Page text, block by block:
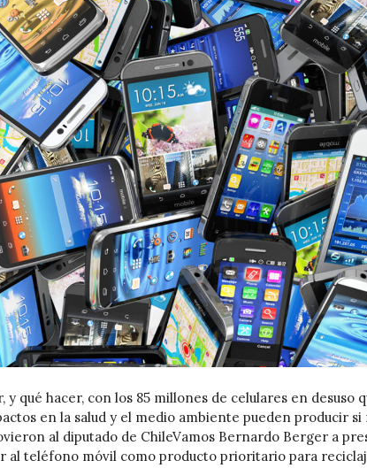
y qué hacer, con los 85 millones de celulares en desuso
en la salud y el medio ambiente pueden producir si
al diputado de ChileVamos Bernardo Berger a
al teléfono móvil como producto prioritario para